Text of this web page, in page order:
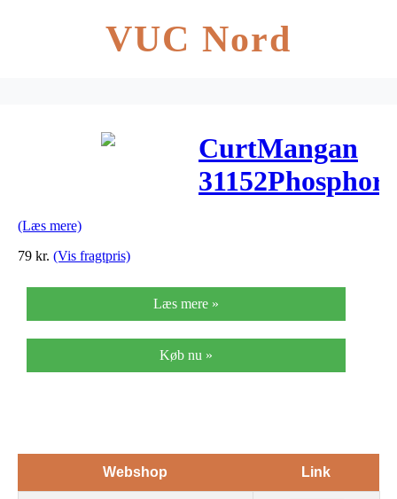
VUC Nord
CurtMangan
052
(Læs mere)
79 kr. (Vis fragtpris)
Læs mere »
Køb nu »
Webshop Link